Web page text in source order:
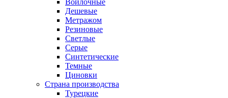
Войлочные
Дешевые
Метражом
Резиновые
Светлые
Серые
Синтетические
Темные
Циновки
Страна производства
Турецкие